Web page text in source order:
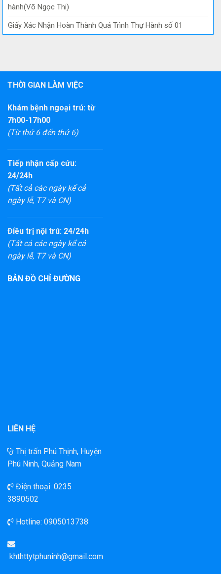
hành(Võ Ngọc Thi)
Giấy Xác Nhận Hoàn Thành Quá Trình Thự Hành số 01
THỜI GIAN LÀM VIỆC
Khám bệnh ngoại trú: từ
7h00-17h00
(Từ thứ 6 đến thứ 6)
Tiếp nhận cấp cứu:
24/24h
(Tất cả các ngày kể cả
ngày lễ, T7 và CN)
Điều trị nội trú: 24/24h
(Tất cả các ngày kể cả
ngày lễ, T7 và CN)
BẢN ĐỒ CHỈ ĐƯỜNG
LIÊN HỆ
Thị trấn Phú Thịnh, Huyện
Phú Ninh, Quảng Nam
Điện thoại: 0235
3890502
Hotline: 0905013738
khthttytphuninh@gmail.com